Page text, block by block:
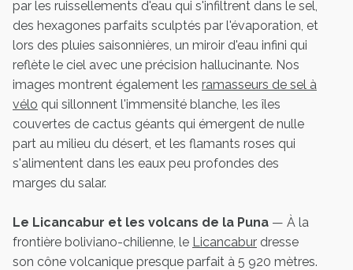
par les ruissellements d'eau qui s'infiltrent dans le sel,
des hexagones parfaits sculptés par l'évaporation, et
lors des pluies saisonnières, un miroir d'eau infini qui
reflète le ciel avec une précision hallucinante. Nos
images montrent également les ramasseurs de sel à
vélo qui sillonnent l'immensité blanche, les îles
couvertes de cactus géants qui émergent de nulle
part au milieu du désert, et les flamants roses qui
s'alimentent dans les eaux peu profondes des
marges du salar.
Le Licancabur et les volcans de la Puna — À la
frontière boliviano-chilienne, le Licancabur dresse
son cône volcanique presque parfait à 5 920 mètres.